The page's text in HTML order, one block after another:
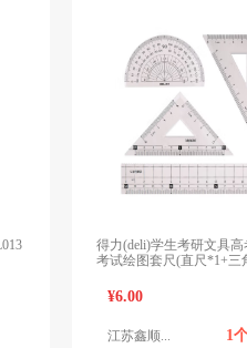
得力(deli)学生考研文具
考试绘图套尺(直尺*1+三
¥6.00
江苏鑫顺... 1